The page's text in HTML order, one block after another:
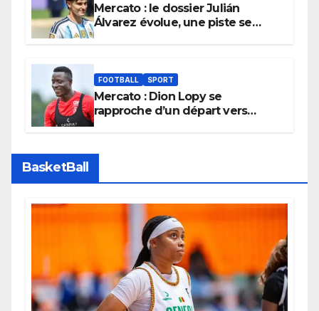
Mercato : le dossier Julián
Álvarez évolue, une piste se
FOOTBALL SPORT
Mercato : Dion Lopy se
rapproche d’un départ vers
BasketBall